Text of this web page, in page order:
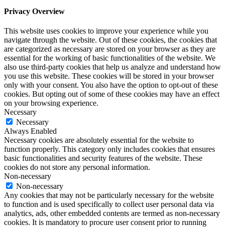
Privacy Overview
This website uses cookies to improve your experience while you
navigate through the website. Out of these cookies, the cookies that
are categorized as necessary are stored on your browser as they are
essential for the working of basic functionalities of the website. We
also use third-party cookies that help us analyze and understand how
you use this website. These cookies will be stored in your browser
only with your consent. You also have the option to opt-out of these
cookies. But opting out of some of these cookies may have an effect
on your browsing experience.
Necessary
Necessary
Always Enabled
Necessary cookies are absolutely essential for the website to
function properly. This category only includes cookies that ensures
basic functionalities and security features of the website. These
cookies do not store any personal information.
Non-necessary
Non-necessary
Any cookies that may not be particularly necessary for the website
to function and is used specifically to collect user personal data via
analytics, ads, other embedded contents are termed as non-necessary
cookies. It is mandatory to procure user consent prior to running